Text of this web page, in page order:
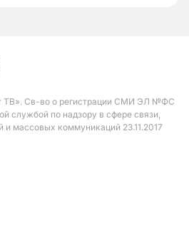
ТВ». Св-во о регистрации СМИ ЭЛ №ФС
службой по надзору в сфере связи,
и массовых коммуникаций 23.11.2017